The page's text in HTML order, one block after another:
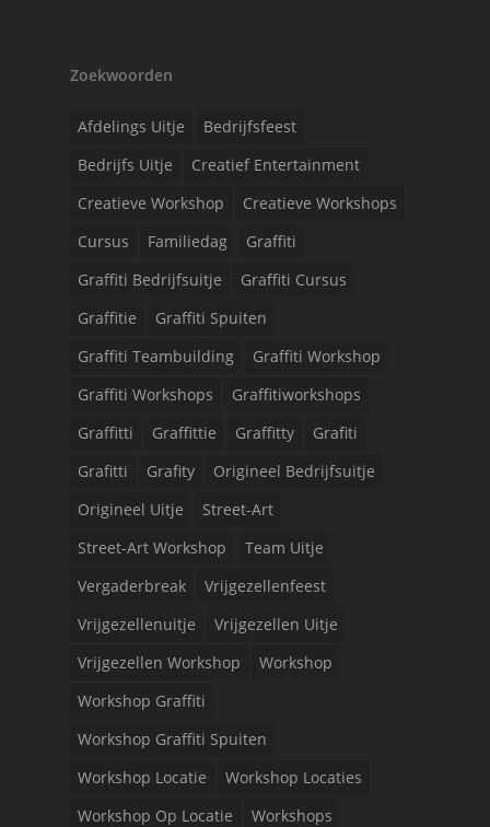
Zoekwoorden
Afdelings Uitje
Bedrijfsfeest
Bedrijfs Uitje
Creatief Entertainment
Creatieve Workshop
Creatieve Workshops
Cursus
Familiedag
Graffiti
Graffiti Bedrijfsuitje
Graffiti Cursus
Graffitie
Graffiti Spuiten
Graffiti Teambuilding
Graffiti Workshop
Graffiti Workshops
Graffitiworkshops
Graffitti
Graffittie Graffitty
Grafiti
Grafitti
Grafity
Origineel Bedrijfsuitje
Origineel Uitje
Street-Art
Street-Art Workshop
Team Uitje
Vergaderbreak
Vrijgezellenfeest
Vrijgezellenuitje
Vrijgezellen Uitje
Vrijgezellen Workshop
Workshop
Workshop Graffiti
Workshop Graffiti Spuiten
Workshop Locatie
Workshop Locaties
Workshop Op Locatie
Workshops